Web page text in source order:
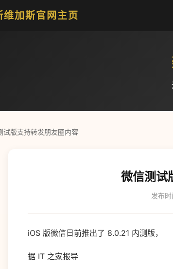
加斯官网主页
试版支持转发朋友圈内容
微信测试
发布
iOS 版微信日前推出了 8.0.21 内测版，
据 IT 之家报导